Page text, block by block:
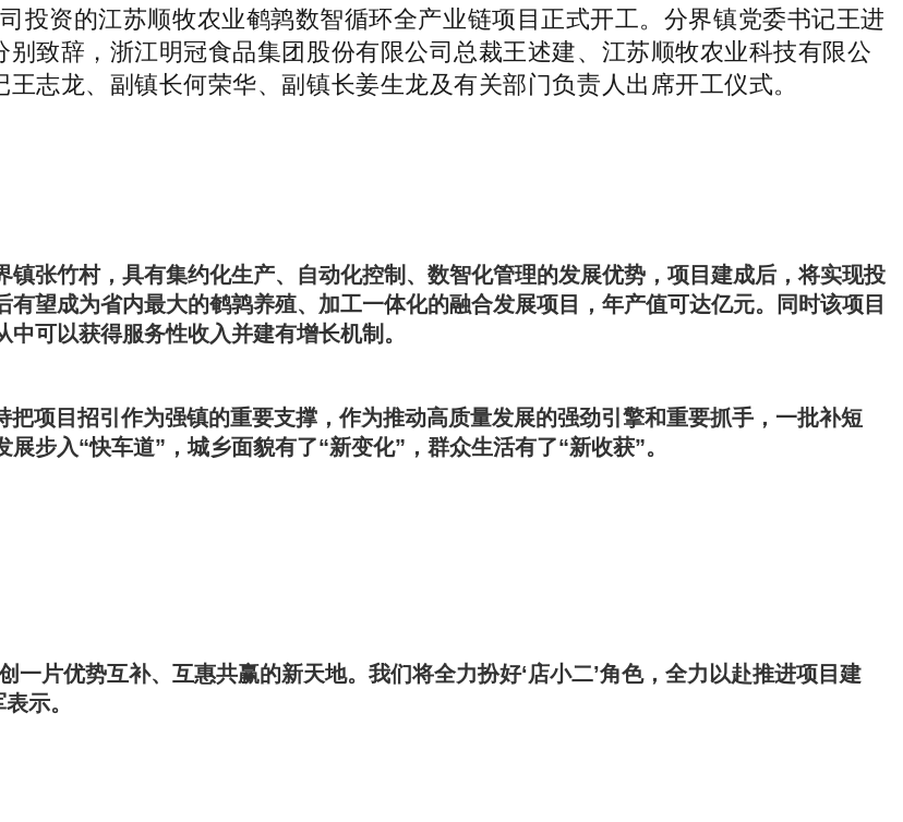
资的江苏顺牧农业鹌鹑数智循环全产业链项目正式开工。分界镇党委书记王进
致辞，浙江明冠食品集团股份有限公司总裁王述建、江苏顺牧农业科技有限公
志龙、副镇长何荣华、副镇长姜生龙及有关部门负责人出席开工仪式。
张竹村，具有集约化生产、自动化控制、数智化管理的发展优势，项目建成后，将实现投
望成为省内最大的鹌鹑养殖、加工一体化的融合发展项目，年产值可达亿元。同时该项目
可以获得服务性收入并建有增长机制。
项目招引作为强镇的重要支撑，作为推动高质量发展的强劲引擎和重要抓手，一批补短
步入“快车道”，城乡面貌有了“新变化”，群众生活有了“新收获”。
一片优势互补、互惠共赢的新天地。我们将全力扮好‘店小二’角色，全力以赴推进项目建
示。